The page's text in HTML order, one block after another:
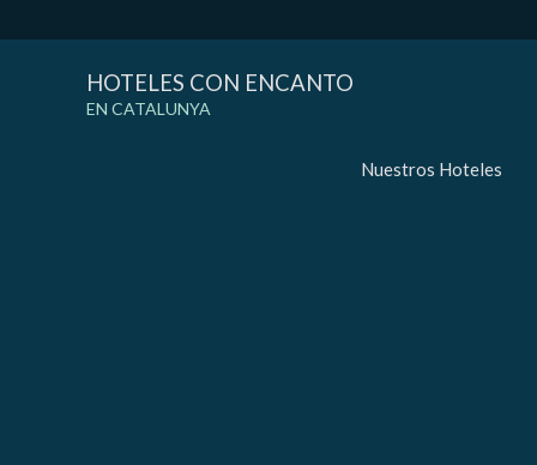
HOTELES CON ENCANTO
EN CATALUNYA
Nuestros Hoteles